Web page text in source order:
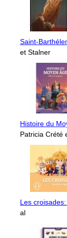
Saint-
et Stalner
Histoire du
Patricia Crété
Les
al